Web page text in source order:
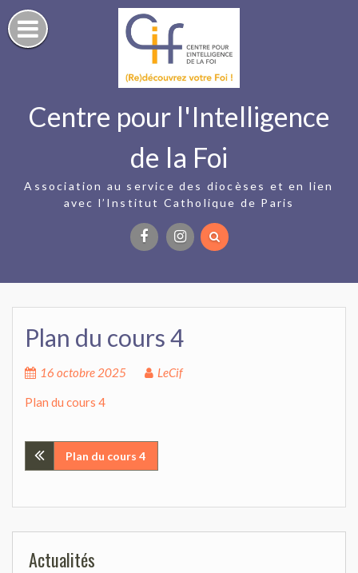
Skip
to
content
Centre pour l'Intelligence
de la Foi
Association au service des diocèses et en lien
avec l’Institut Catholique de Paris
Plan du cours 4
16 octobre 2025 LeCif
Plan du cours 4
Navigation
l’article
Plan du cours 4
Actualités